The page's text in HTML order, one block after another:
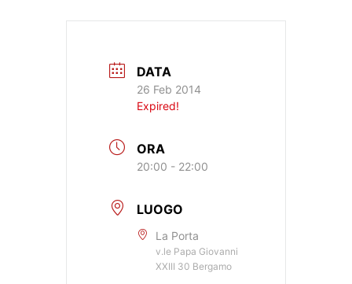
DATA
26 Feb 2014
Expired!
ORA
20:00 - 22:00
LUOGO
La Porta
v.le Papa Giovanni
XXIII 30 Bergamo